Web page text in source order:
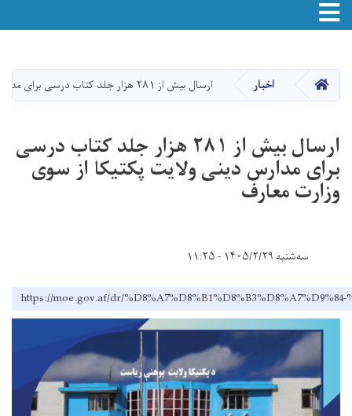
main
content
Toggle navigation
صفحه اصلیاخبار ارسال بیش از ۲۸۱ هزار جلد کتاب درسی برای مدارس دینی ولایت پکتیکا از سوی وزارت معارف
ارسال بیش از ۲۸۱ هزار جلد کتاب درسی
برای مدارس دینی ولایت پکتیکا از سوی
وزارت معارف
سه‌شنبه ۱۴۰۵/۲/۲۹ - ۱۱:۲۵
https://moe.gov.af/dr/